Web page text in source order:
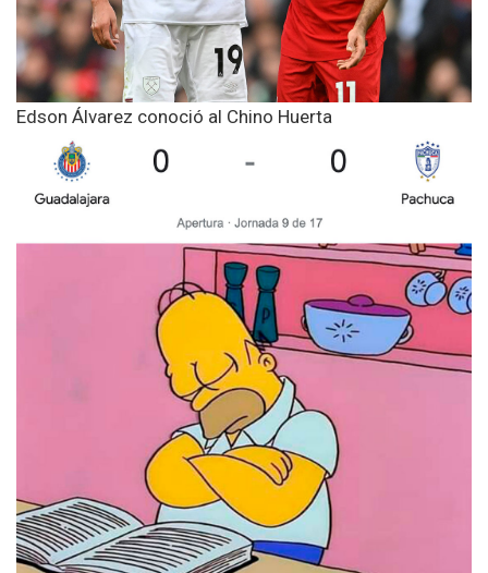
Edson Álvarez conoció al Chino Huerta